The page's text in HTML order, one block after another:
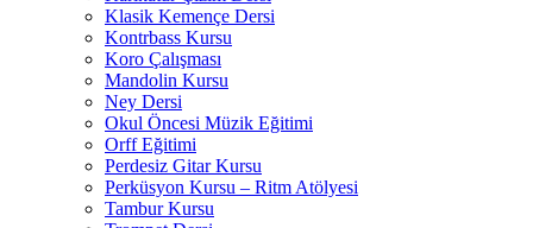
Klasik Kemençe Dersi
Kontrbass Kursu
Koro Çalışması
Mandolin Kursu
Ney Dersi
Okul Öncesi Müzik Eğitimi
Orff Eğitimi
Perdesiz Gitar Kursu
Perküsyon Kursu – Ritm Atölyesi
Tambur Kursu